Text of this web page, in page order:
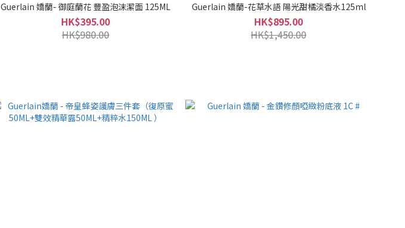
Guerlain 嬌蘭- 御庭蘭花 豐盈泡沫潔面 125ML
HK$395.00
HK$980.00
Guerlain 嬌蘭-花草水語 陽光甜橘淡香水125ml
HK$895.00
HK$1,450.00